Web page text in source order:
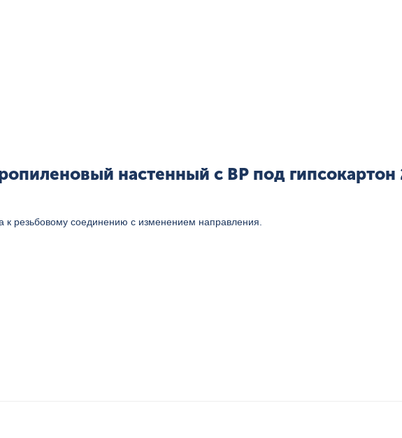
настенный с ВР под гипсокартон
к резьбовому соединению с изменением направления.